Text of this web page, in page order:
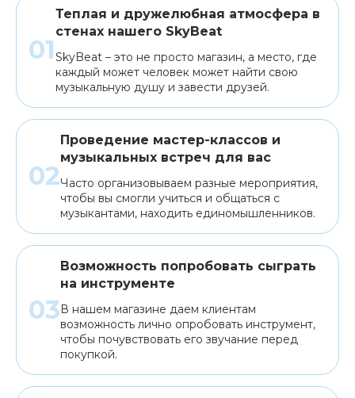
Теплая и дружелюбная атмосфера в
стенах нашего SkyBeat
SkyBeat – это не просто магазин, а место, где
каждый может человек может найти свою
музыкальную душу и завести друзей.
Проведение мастер-классов и
музыкальных встреч для вас
Часто организовываем разные мероприятия,
чтобы вы смогли учиться и общаться с
музыкантами, находить единомышленников.
Возможность попробовать сыграть
на инструменте
В нашем магазине даем клиентам
возможность лично опробовать инструмент,
чтобы почувствовать его звучание перед
покупкой.